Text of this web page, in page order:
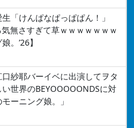
生「けんぱなぱっぱぱん！」
無さすぎて草ｗｗｗｗｗｗｗ
。’26】
紗耶バーイベに出演してヲタ
世界のBEYOOOOONDSに対
ーニング娘。」